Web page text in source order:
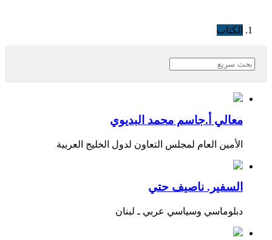
الكتاب
معالي أ.جاسم محمد البديوي
الأمين العام لمجلس التعاون لدول الخليج العربية
السفير. ناصيف حتي
دبلوماسي وسياسي عربي ـ لبنان